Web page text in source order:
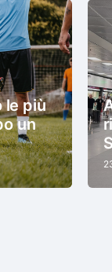
le più
un